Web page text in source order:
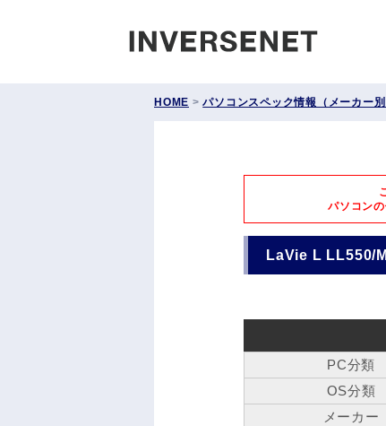
HOME >パソコンスペック情報（メーカー別
パソコン
LaVie L LL550/
PC分類
OS分類
メーカー